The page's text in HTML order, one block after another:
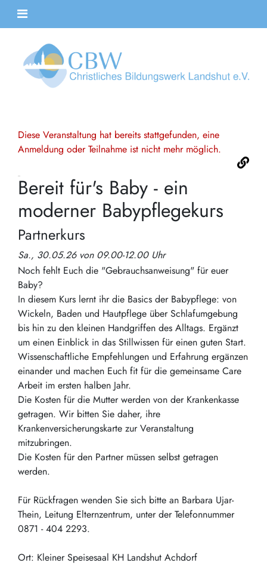
Diese Veranstaltung hat bereits stattgefunden, eine
Anmeldung oder Teilnahme ist nicht mehr möglich.
Bereit für's Baby - ein
moderner Babypflegekurs
Partnerkurs
Sa., 30.05.26 von 09.00-12.00 Uhr
Noch fehlt Euch die "Gebrauchsanweisung" für euer
Baby?
In diesem Kurs lernt ihr die Basics der Babypflege: von
Wickeln, Baden und Hautpflege über Schlafumgebung
bis hin zu den kleinen Handgriffen des Alltags. Ergänzt
um einen Einblick in das Stillwissen für einen guten Start.
Wissenschaftliche Empfehlungen und Erfahrung ergänzen
einander und machen Euch fit für die gemeinsame Care
Arbeit im ersten halben Jahr.
Die Kosten für die Mutter werden von der Krankenkasse
getragen. Wir bitten Sie daher, ihre
Krankenversicherungskarte zur Veranstaltung
mitzubringen.
Die Kosten für den Partner müssen selbst getragen
werden.
Für Rückfragen wenden Sie sich bitte an Barbara Ujar-
Thein, Leitung Elternzentrum, unter der Telefonnummer
0871 - 404 2293.
Ort: Kleiner Speisesaal KH Landshut Achdorf